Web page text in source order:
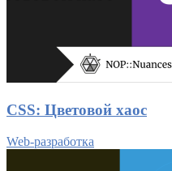
CSS: Цветовой хаос
Web-разработка